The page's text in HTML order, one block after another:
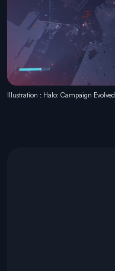
Illustration : Halo: Campaign Evolved